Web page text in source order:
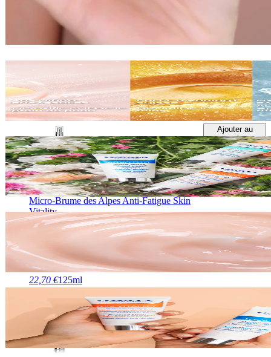
Masque de Nuit Eclat "Peau de Bébé" Skin
43,80 €65ml
Micro-Brume des Alpes Anti-Fatigue Skin
Vitality
Soin visage
22,70 €125ml
Ajouter au
panier